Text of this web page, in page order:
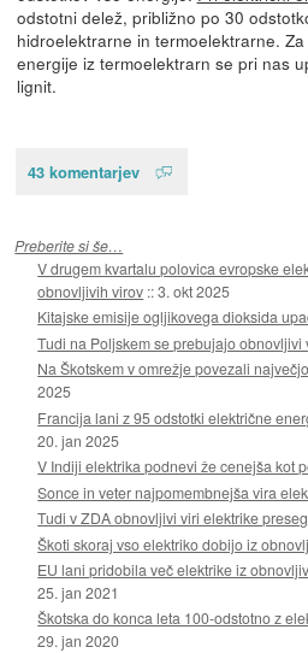
odstotni delež, približno po 30
hidroelektrarne in termoelektrarne.
energije iz termoelektrarn se pri nas
lignit.
43 komentarjev
Preberite si še…
V drugem kvartalu polovica evropske
obnovljivih virov ::3. okt 2025
Kitajske emisije ogljikovega dioksida
Tudi na Poljskem se prebujajo obnovljivi
Na Škotskem v omrežje povezali
2025
Francija lani z 95 odstotki električne
20. jan 2025
V Indiji elektrika podnevi že cenejša kot
Sonce in veter najpomembnejša vira
Tudi v ZDA obnovljivi viri elektrike
Škoti skoraj vso elektriko dobijo iz
EU lani pridobila več elektrike iz
25. jan 2021
Škotska do konca leta 100-odstotno z
29. jan 2020